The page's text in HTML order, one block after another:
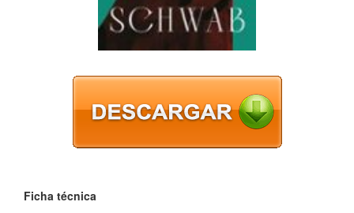
Ficha técnica